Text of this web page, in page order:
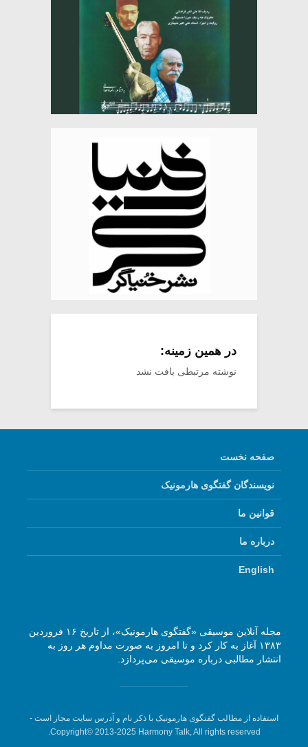
در همین زمینه:
نوشته مرتبطی یافت نشد
صفحه نخست
نویسندگان گفتگوی هارمونیک
قوانین ما
درباره ما
English
مجله آنلاین موسیقی «گفتگوی هارمونیک»، از تاریخ ۱۶ فروردین
۱۳۸۳ آغاز به کار کرد و تا امروز به صورت مداوم هر روز به
انتشار مطالبی درباره موسیقی می‌پردازد.
استفاده از مطالب گفتگوی هارمونیک با ذکر نام و آدرس سایت مجاز است -
Copyright© 2013-2025 Harmony Talk, All rights reserved.